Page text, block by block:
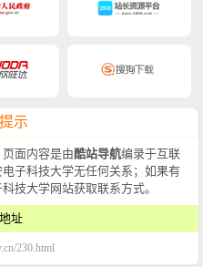
示
页面内容是由酷站导航编录于互联
子科技大学无任何关系；如果有
技大学网站获取联系方式。
址
230.html